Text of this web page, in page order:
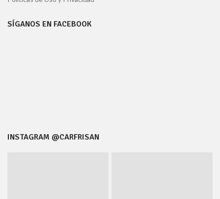
SÍGANOS EN FACEBOOK
INSTAGRAM @CARFRISAN